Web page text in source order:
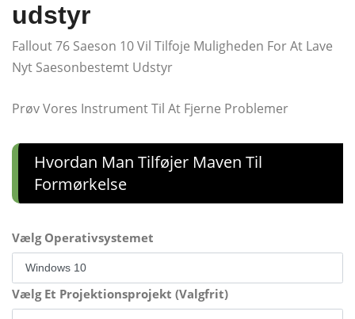
udstyr
Fallout 76 Saeson 10 Vil Tilfoje Muligheden For At Lave
Nyt Saesonbestemt Udstyr
Prøv Vores Instrument Til At Fjerne Problemer
Hvordan Man Tilføjer Maven Til
Formørkelse
Vælg Operativsystemet
Vælg Et Projektionsprojekt (Valgfrit)